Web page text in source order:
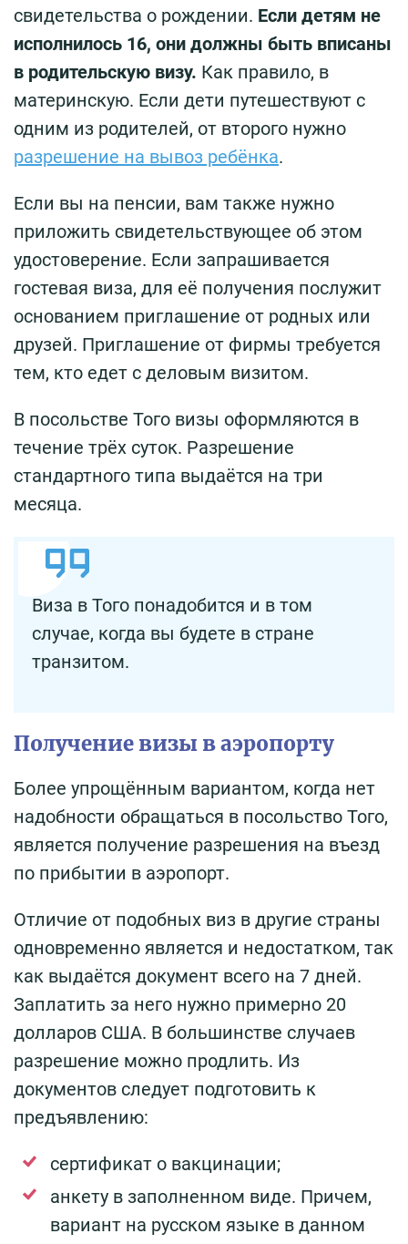
свидетельства о рождении. Если детям не
исполнилось 16, они должны быть вписаны
в родительскую визу. Как правило, в
материнскую. Если дети путешествуют с
одним из родителей, от второго нужно
разрешение на вывоз ребёнка.
Если вы на пенсии, вам также нужно
приложить свидетельствующее об этом
удостоверение. Если запрашивается
гостевая виза, для её получения послужит
основанием приглашение от родных или
друзей. Приглашение от фирмы требуется
тем, кто едет с деловым визитом.
В посольстве Того визы оформляются в
течение трёх суток. Разрешение
стандартного типа выдаётся на три
месяца.
Виза в Того понадобится и в том
случае, когда вы будете в стране
транзитом.
Получение визы в аэропорту
Более упрощённым вариантом, когда нет
надобности обращаться в посольство Того,
является получение разрешения на въезд
по прибытии в аэропорт.
Отличие от подобных виз в другие страны
одновременно является и недостатком, так
как выдаётся документ всего на 7 дней.
Заплатить за него нужно примерно 20
долларов США. В большинстве случаев
разрешение можно продлить. Из
документов следует подготовить к
предъявлению:
сертификат о вакцинации;
анкету в заполненном виде. Причем,
вариант на русском языке в данном